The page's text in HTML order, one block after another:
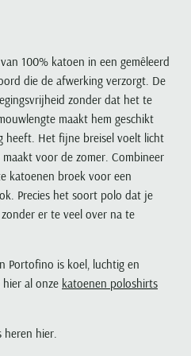
100% katoen in een gemêleerd
die de afwerking verzorgt. De
zonder dat het te
maakt hem geschikt
heeft. Het fijne breisel voelt licht
voor de zomer. Combineer
katoenen broek voor een
Precies het soort polo dat je
er te veel over na te
Portofino is koel, luchtig en
al onze katoenen poloshirts
heren hier.